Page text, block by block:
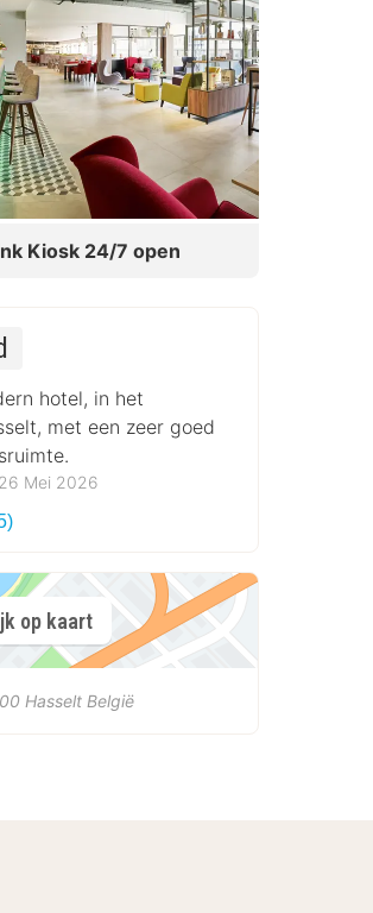
Kiosk 24/7 open
hotel, in het
met een zeer goed
Mei 2026
op kaart
Hasselt België